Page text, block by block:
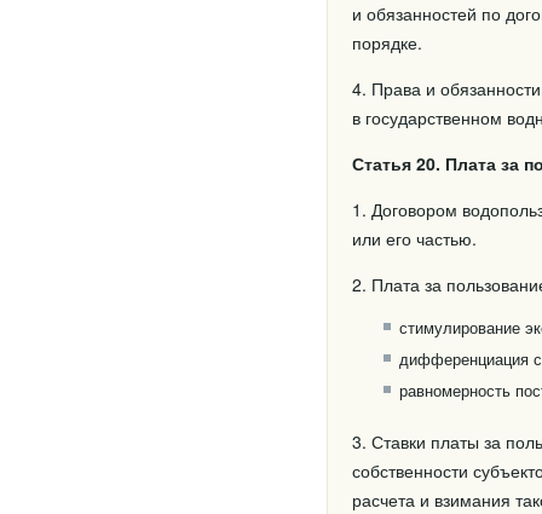
и обязанностей по
порядке.
4. Права и
в государственном
Статья 20. Плата за
1. Договором
или его частью.
2. Плата за
стимулирование
дифференциация
равномерность
3. Ставки платы за
собственности
расчета и взимания